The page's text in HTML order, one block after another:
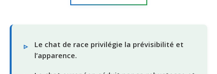
Le chat de race privilégie la prévisibilité et
l’apparence.